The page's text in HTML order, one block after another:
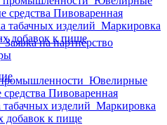
средства Пивоваренная
табачных изделий Маркировка
добавок к пище
Заявка на партнёрство
Ювелирные
Пивоваренная
изделий Маркировка
добавок к пище